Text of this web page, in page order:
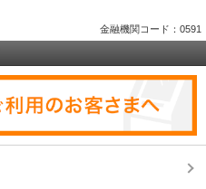
金融機関コード：0591